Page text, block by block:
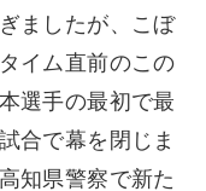
ましたが、こぼ
イム直前のこの
選手の最初で最
合で幕を閉じま
知県警察で新た